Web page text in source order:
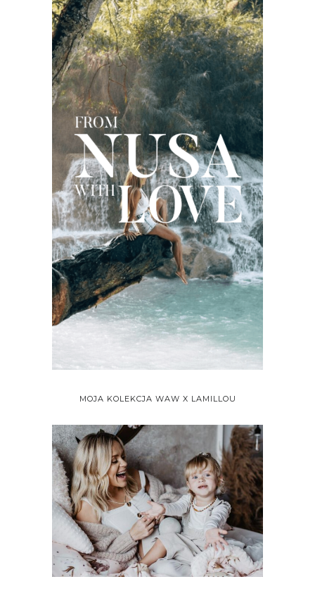
MOJA KOLEKCJA WAW X LAMILLOU